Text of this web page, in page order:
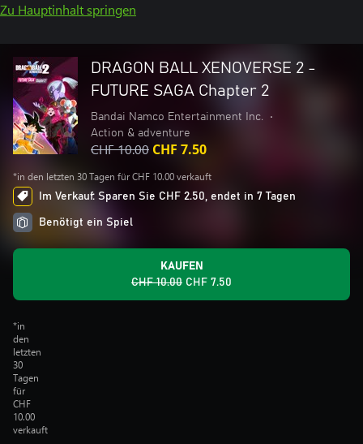
Zu Hauptinhalt springen
DRAGON BALL XENOVERSE 2 -
FUTURE SAGA Chapter 2
Bandai Namco Entertainment Inc.
•
Action & adventure
CHF 10.00 CHF 7.50
*in den letzten 30 Tagen für CHF 10.00 verkauft
Im Verkauf: Sparen Sie CHF 2.50, endet in 7 Tagen
Benötigt ein Spiel
KAUFEN
CHF 10.00 CHF 7.50
*in
den
letzten
30
Tagen
für
CHF
10.00
verkauft